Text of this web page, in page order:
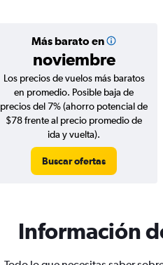
Más barato en
noviembre
Los precios de vuelos más baratos
en promedio. Posible baja de
precios del 7% (ahorro potencial de
$78 frente al precio promedio de
ida y vuelta).
Buscar ofertas
Información